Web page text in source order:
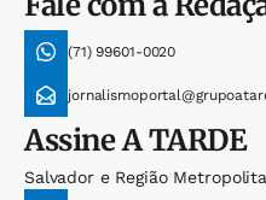
(71) 99601-0020
AssineA TARDE
Salvador e Região